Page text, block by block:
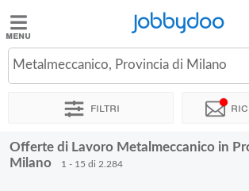
Jobbydoo
Offerte
Stipendi
Jobbydoo
Metalmeccanico, Provincia di Milano
Filtri
Offerte di Lavoro Metalmeccanico in
Milano
1 - 15 di 2.284